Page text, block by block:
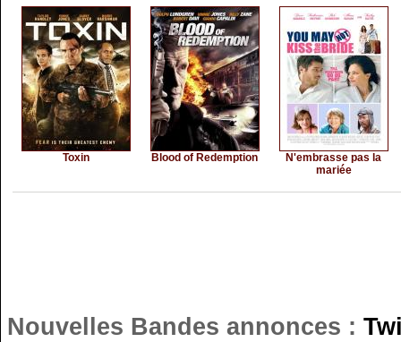
Toxin Blood of Redemption
N'embrasse pas la
mariée
Nouvelles Bandes annonces :